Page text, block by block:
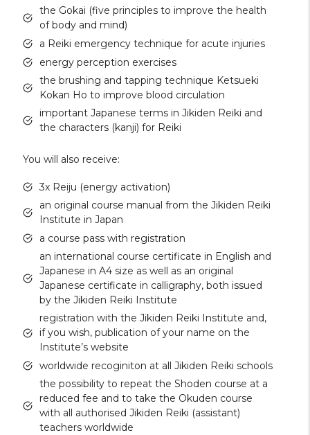
the Gokai (five principles to improve the health
of body and mind)
a Reiki emergency technique for acute injuries
energy perception exercises
the brushing and tapping technique Ketsueki
Kokan Ho to improve blood circulation
important Japanese terms in Jikiden Reiki and
the characters (kanji) for Reiki
You will also receive:
3x Reiju (energy activation)
an original course manual from the Jikiden Reiki
Institute in Japan
a course pass with registration
an international course certificate in English and
Japanese in A4 size as well as an original
Japanese certificate in calligraphy, both issued
by the Jikiden Reiki Institute
registration with the Jikiden Reiki Institute and,
if you wish, publication of your name on the
Institute’s website
worldwide recoginiton at all Jikiden Reiki schools
the possibility to repeat the Shoden course at a
reduced fee and to take the Okuden course
with all authorised Jikiden Reiki (assistant)
teachers worldwide